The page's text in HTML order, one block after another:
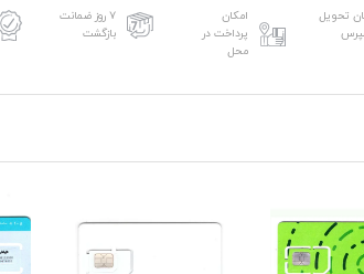
تحویل
امکان
پرداخت در
محل
۷ روز ضمانت
بازگشت